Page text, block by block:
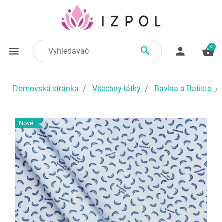
menu  person shopping_basket
0
Domovská stránka Všechny látky Bavlna a Batiste
Nové